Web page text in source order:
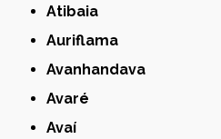
Atibaia
Auriflama
Avanhandava
Avaré
Avaí